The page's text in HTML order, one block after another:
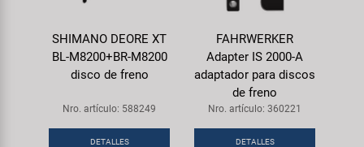
SHIMANO DEORE XT
BL-M8200+BR-M8200
disco de freno
Nro. artículo: 588249
DETALLES
FAHRWERKER
Adapter IS 2000-A
adaptador para discos
de freno
Nro. artículo: 360221
DETALLES